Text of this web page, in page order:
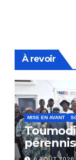
À revoir
MISE EN AVANT